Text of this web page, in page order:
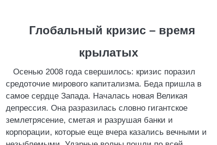
Глобальный кризис – время
крылатых
Осенью 2008 года свершилось: кризис поразил
средоточие мирового капитализма. Беда пришла в
самое сердце Запада. Началась новая Великая
депрессия. Она разразилась словно гигантское
землетрясение, сметая и разрушая банки и
корпорации, которые еще вчера казались вечными и